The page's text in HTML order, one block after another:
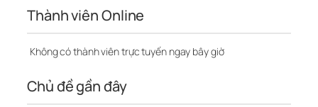
Thành viên Online
Không có thành viên trực tuyến ngay bây giờ
Chủ đề gần đây